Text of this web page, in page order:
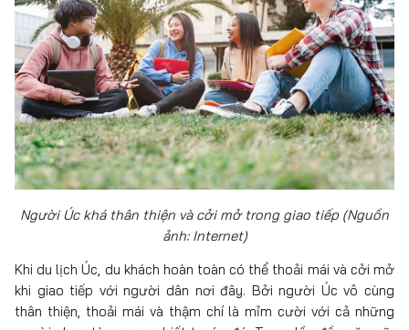
Người Úc khá thân thiện và cởi mở trong giao tiếp (Nguồn
ảnh: Internet)
Khi du lịch Úc, du khách hoàn toàn có thể thoải mái và cởi mở
khi giao tiếp với người dân nơi đây. Bởi người Úc vô cùng
thân thiện, thoải mái và thậm chí là mỉm cười với cả những